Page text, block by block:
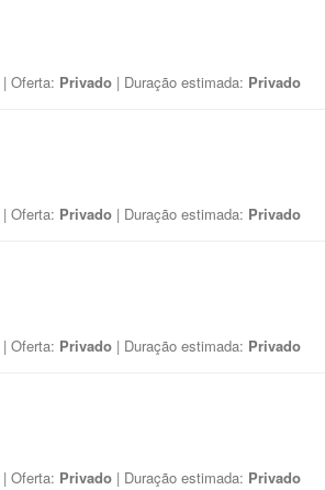
| Oferta: Privado | Duração estimada: Privado
| Oferta: Privado | Duração estimada: Privado
| Oferta: Privado | Duração estimada: Privado
| Oferta: Privado | Duração estimada: Privado